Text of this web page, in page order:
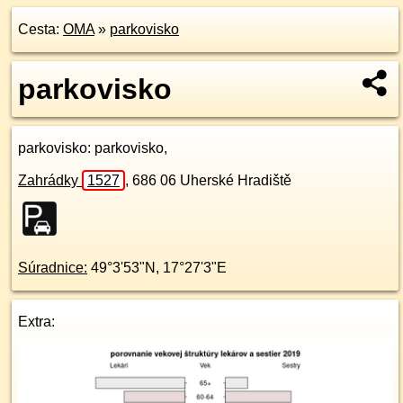
Cesta: OMA» parkovisko
parkovisko
parkovisko: parkovisko,
Zahrádky 1527 , 686 06 Uherské Hradiště
Súradnice: 49°3'53"N , 17°27'3"E
Extra: